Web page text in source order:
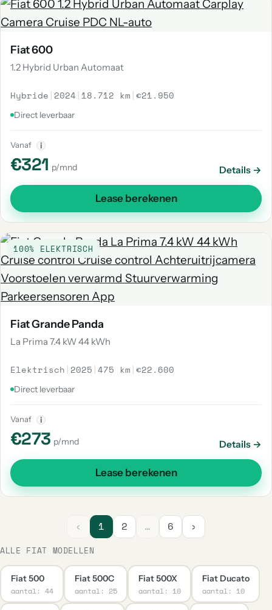
Fiat 600
1.2 Hybrid Urban Automaat
Hybride | 2024 | 18.712 km |€21.950
Direct leverbaar
Vanaf i
€321 p/mnd Details →
Lease berekenen
100% ELEKTRISCH
Fiat Grande Panda
La Prima 7.4 kW 44 kWh
Elektrisch | 2025 |475 km |€22.600
Direct leverbaar
Vanaf i
€273 p/mnd Details →
Lease berekenen
‹ 1 2 … 6 ›
ALLE FIAT MODELLEN
Fiat 500
aantal: 44
Fiat 500C
aantal: 25
Fiat 500X
aantal: 10
Fiat Ducato
aantal: 10